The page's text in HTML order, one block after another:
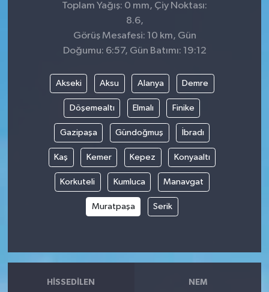
Toplam Yağış: 0 mm, Çiy Noktası:
8.6,
Görüş Mesafesi: 10 km, Gün
Doğumu: 6:57, Gün Batımı: 19:12
Akseki Aksu Alanya Demre
Döşemealtı Elmalı Finike
Gazipaşa Gündoğmuş İbradı
Kaş Kemer Kepez Konyaaltı
Korkuteli Kumluca Manavgat
Muratpaşa Serik
HISSEDILEN NEM
Günün Haberleri
Yazarlarımız
Tüm Makaleler
Tüm Haberler
Videolu Haberler